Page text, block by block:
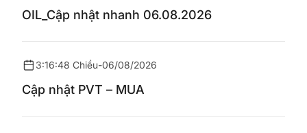
OIL_Cập nhật nhanh 06.08.2026
3:16:48 Chiều-06/08/2026
Cập nhật PVT – MUA